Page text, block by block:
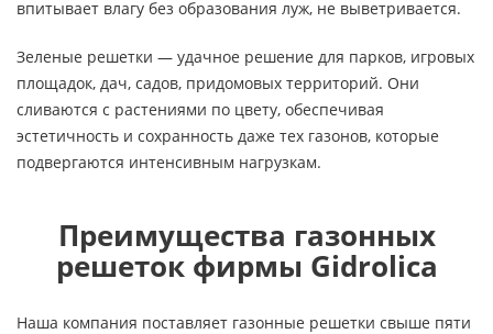
впитывает влагу без образования луж, не выветривается.
Зеленые решетки — удачное решение для парков, игровых
площадок, дач, садов, придомовых территорий. Они
сливаются с растениями по цвету, обеспечивая
эстетичность и сохранность даже тех газонов, которые
подвергаются интенсивным нагрузкам.
Преимущества газонных
решеток фирмы Gidrolica
Наша компания поставляет газонные решетки свыше пяти